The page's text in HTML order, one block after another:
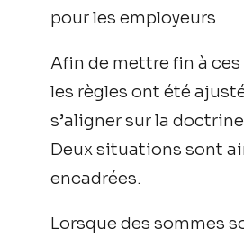
pour les employeurs
Afin de mettre fin à
les règles ont été
s’aligner sur la doctrine
Deux situations sont
encadrées.
Lorsque des sommes